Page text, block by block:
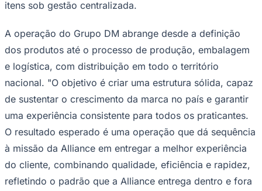
Goiás
atendendo aos públicosmasculino
A operação da loja oficial está sob responsabilidade do
Grupo DM (Meu Kimono), com gestão liderada por
Diego Shimohirao. De acordo com a análise recente da
Alliance Jiu Jitsu, o projeto já demonstra resultados
expressivos, impulsionado por uma combinação
estratégica de know-how, curadoria de produtos e
alinhamento com os valores da marca.
Diego Shimohiraoafirma que o investimento em
produtos de marca própria integra a estratégia da